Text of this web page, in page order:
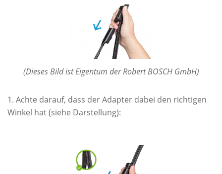
(Dieses Bild ist Eigentum der Robert BOSCH GmbH)
Achte darauf, dass der Adapter dabei den richtigen
Winkel hat (siehe Darstellung):